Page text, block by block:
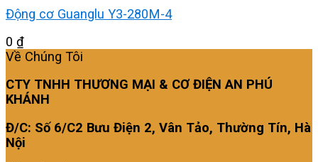
Động cơ Guanglu Y3-280M-4
0 ₫
Về Chúng Tôi
CTY TNHH THƯƠNG MẠI & CƠ ĐIỆN AN PHÚ
KHÁNH
Đ/C: Số 6/C2 Bưu Điện 2, Vân Tảo, Thường Tín, Hà
Nội